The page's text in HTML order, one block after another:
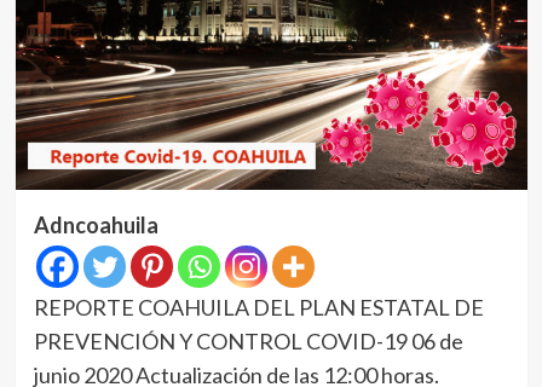
Adncoahuila
REPORTE COAHUILA DEL PLAN ESTATAL DE
PREVENCIÓN Y CONTROL COVID-19 06 de
junio 2020 Actualización de las 12:00 horas.